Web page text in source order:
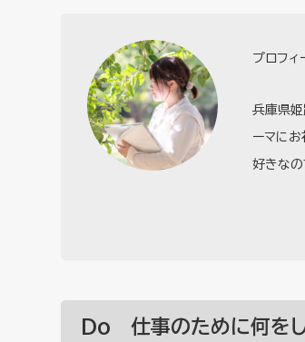
プロフィ
兵庫県姫
ーマにお
好きなの
Do 仕事のために何を